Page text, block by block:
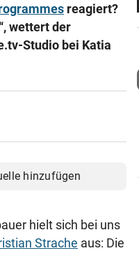
reagiert?
wettert der
Studio bei Katia
hinzufügen
hielt sich bei uns
Strache aus: Die